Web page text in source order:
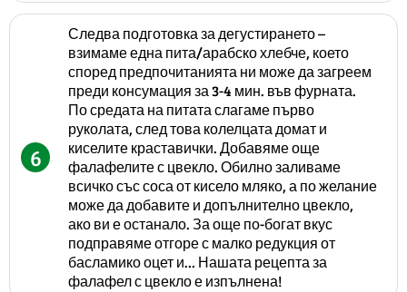
6
Следва подготовка за дегустирането –
взимаме една пита/арабско хлебче, което
според предпочитанията ни може да загреем
преди консумация за 3-4 мин. във фурната.
По средата на питата слагаме първо
руколата, след това колелцата домат и
киселите краставички. Добавяме още
фалафелите с цвекло. Обилно заливаме
всичко със соса от кисело мляко, а по желание
може да добавите и допълнително цвекло,
ако ви е останало. За още по-богат вкус
подправяме отгоре с малко редукция от
басламико оцет и… Нашата рецепта за
фалафел с цвекло е изпълнена!